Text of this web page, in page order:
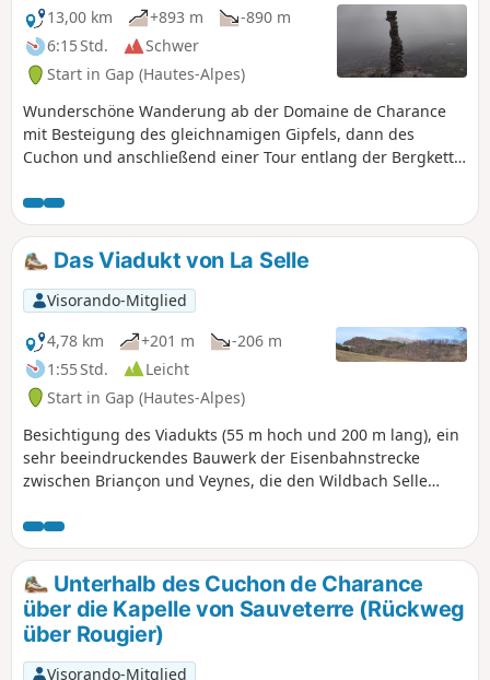
13,00 km
+893 m
-890 m
6:15 Std.
Schwer
Start in Gap (Hautes-Alpes)
Wunderschöne Wanderung ab der Domaine de Charance
mit Besteigung des gleichnamigen Gipfels, dann des
Cuchon und anschließend einer Tour entlang der Bergkette
außergewöhnlichen Panorama auf Ceüze, den Pic de Bure,
das Dorf Rabou im Norden, Gap im Süden, Serre Ponçon,
die Massive um Dignes mit dem Cheval Blanc, die Écrins im
Osten und die Massive der Ubaye im Süden. Eine
anspruchsvolle Wanderung, jedoch ohne wirklich
technische Passagen.
Das Viadukt von La Selle
Visorando-Mitglied
4,78 km
+201 m
-206 m
1:55 Std.
Leicht
Start in Gap (Hautes-Alpes)
Besichtigung des Viadukts (55 m hoch und 200 m lang), ein
sehr beeindruckendes Bauwerk der Eisenbahnstrecke
zwischen Briançon und Veynes, die den Wildbach Selle
Gap entfernt, mit einer Orientierungstafel, die das gesamte
Gapençais überblickt.
Unterhalb des Cuchon de Charance
über die Kapelle von Sauveterre (Rückweg
über Rougier)
Visorando-Mitglied